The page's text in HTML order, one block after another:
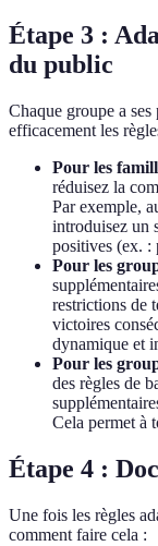
Étape 3 :
du public
Chaque groupe a
efficacement les
Pour les
réduisez la
Par exemple,
introduisez un
positives (ex. :
Pour les
restrictions de
victoires
dynamique et
Pour les
des règles de
Cela permet à
Étape 4 :
Une fois les règles
comment faire cela :